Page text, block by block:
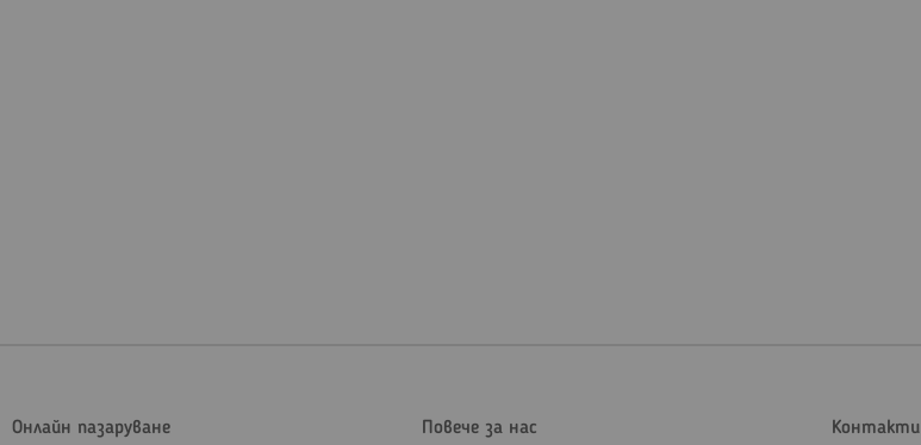
Онлайн пазаруване Повече за нас Контакти